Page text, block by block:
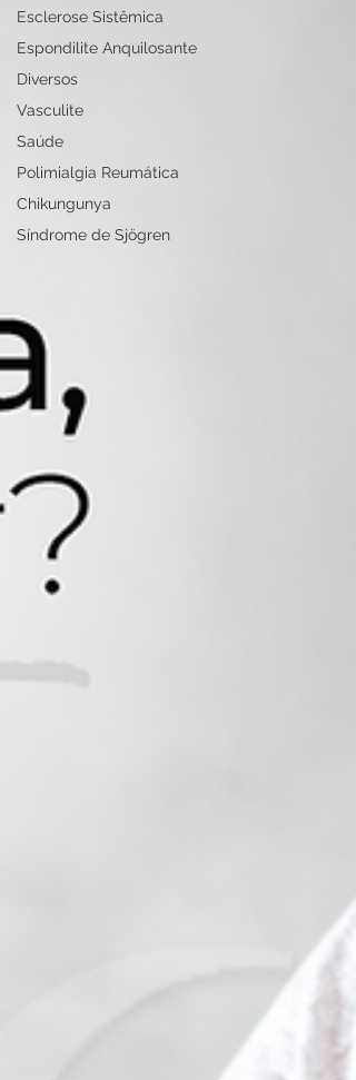
Esclerose Sistêmica
Espondilite Anquilosante
Diversos
Vasculite
Saúde
Polimialgia Reumática
Chikungunya
Síndrome de Sjögren